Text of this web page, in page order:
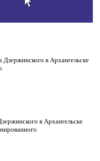
в Архангельске
в Архангельске